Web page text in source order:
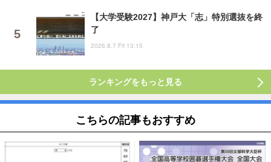
【大学受験2027】神戸大「志」特別選抜を終
了
2026.8.7 Fri 13:15
ランキングをもっと見る
こちらの記事もおすすめ